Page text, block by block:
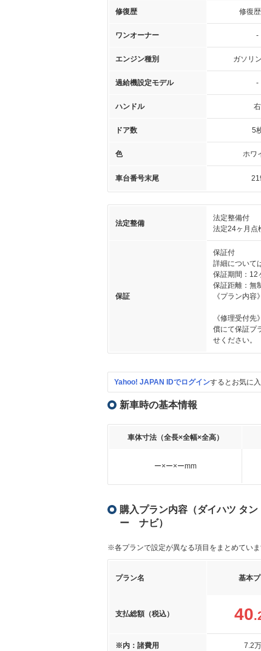
修復歴 修復
ワンオーナー -
エンジン種別 ガソリ
過給機設定モデル -
ハンドル 右
ドア数 5
色 ホワ
車台番号末尾
法定整備
法定整備付
法定24ヶ月点
保証
保証付
詳細について
保証期間：12
保証距離：無
《プラン内
《修理受付
償にて保証プ
せください。
Yahoo! JAPAN IDでログインするとお気に
新車時の基本情報
車体寸法（全長×全幅×全高）
ー×ー×ーmm
購入プラン内容（ダイハツ タ
ー ナビ）
※各プランで設定が異なる項目をまとめてい
プラン名 基本
支払総額（税込） 40
※内：諸費用 7.2